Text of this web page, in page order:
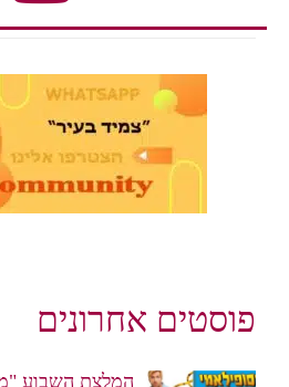
פוסטים אחרונים
המלצת השבוע